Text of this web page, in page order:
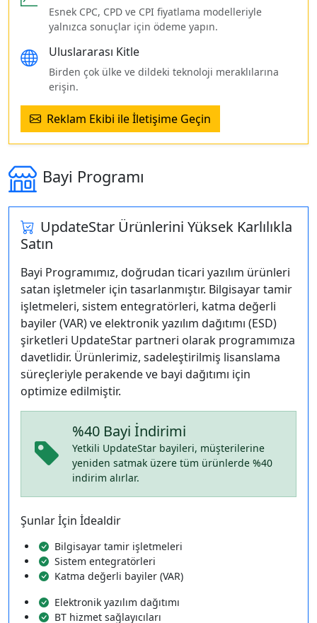
Esnek CPC, CPD ve CPI fiyatlama modelleriyle
yalnızca sonuçlar için ödeme yapın.
Uluslararası Kitle
Birden çok ülke ve dildeki teknoloji meraklılarına
erişin.
Reklam Ekibi ile İletişime Geçin
Bayi Programı
UpdateStar Ürünlerini Yüksek Karlılıkla
Satın
Bayi Programımız, doğrudan ticari yazılım ürünleri
satan işletmeler için tasarlanmıştır. Bilgisayar tamir
işletmeleri, sistem entegratörleri, katma değerli
bayiler (VAR) ve elektronik yazılım dağıtımı (ESD)
şirketleri UpdateStar partneri olarak programımıza
davetlidir. Ürünlerimiz, sadeleştirilmiş lisanslama
süreçleriyle perakende ve bayi dağıtımı için
optimize edilmiştir.
%40 Bayi İndirimi
Yetkili UpdateStar bayileri, müşterilerine
yeniden satmak üzere tüm ürünlerde %40
indirim alırlar.
Şunlar İçin İdealdir
Bilgisayar tamir işletmeleri
Sistem entegratörleri
Katma değerli bayiler (VAR)
Elektronik yazılım dağıtımı
BT hizmet sağlayıcıları